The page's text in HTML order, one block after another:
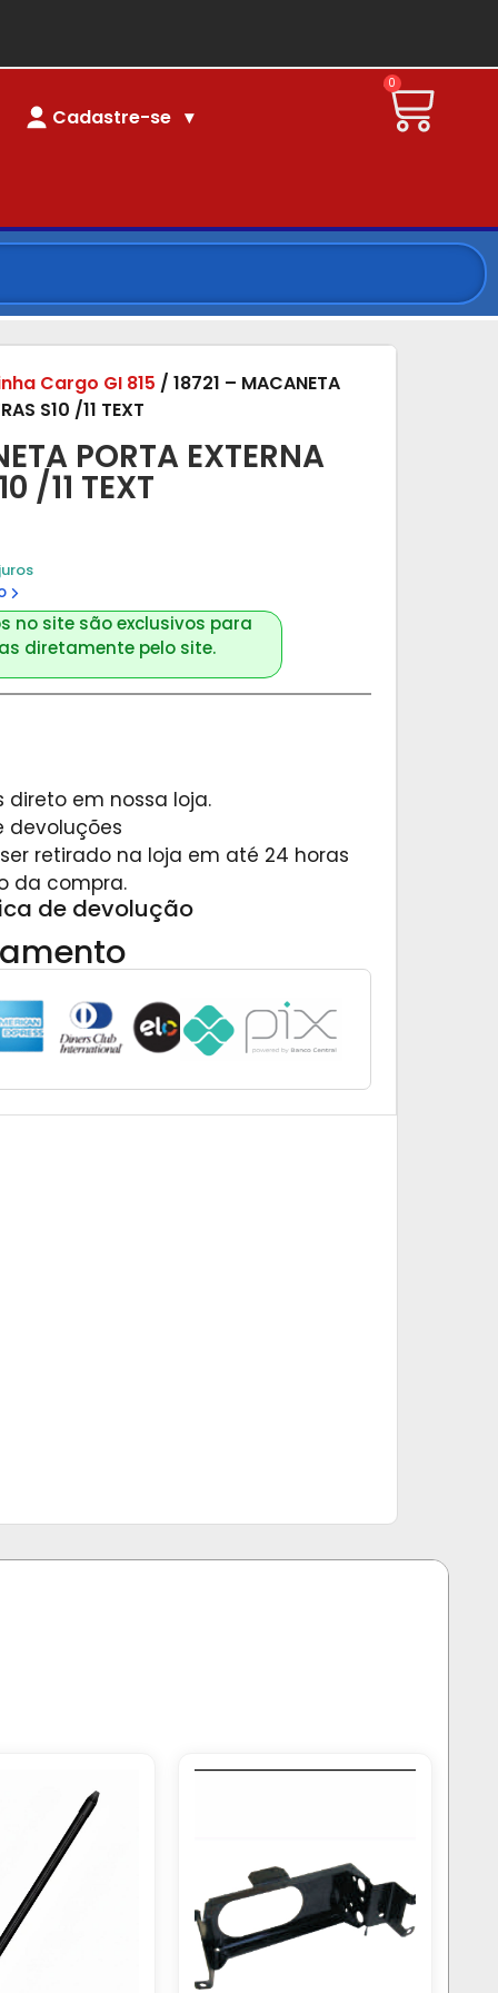
Cadastre-se
0
PORTA EXTERNA
/11 TEXT
Cargo GI 815 / 18721 – MACANETA
S10 /11 TEXT
no site são exclusivos para
diretamente pelo site.
em nossa loja.
devoluções
retirado na loja em até 24 horas
da compra.
de devolução